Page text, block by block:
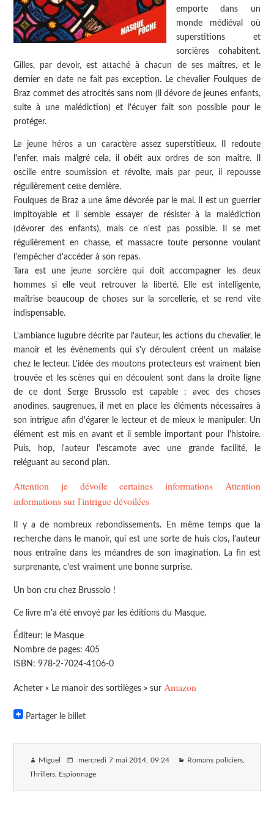
emporte dans un
monde médiéval où
superstitions et
sorcières cohabitent.
Gilles, par devoir, est attaché à chacun de ses maîtres, et le
dernier en date ne fait pas exception. Le chevalier Foulques de
Braz commet des atrocités sans nom (il dévore de jeunes enfants,
suite à une malédiction) et l'écuyer fait son possible pour le
protéger.
Le jeune héros a un caractère assez superstitieux. Il redoute
l'enfer, mais malgré cela, il obéit aux ordres de son maître. Il
oscille entre soumission et révolte, mais par peur, il repousse
régulièrement cette dernière.
Foulques de Braz a une âme dévorée par le mal. Il est un guerrier
impitoyable et il semble essayer de résister à la malédiction
(dévorer des enfants), mais ce n'est pas possible. Il se met
régulièrement en chasse, et massacre toute personne voulant
l'empêcher d'accéder à son repas.
Tara est une jeune sorcière qui doit accompagner les deux
hommes si elle veut retrouver la liberté. Elle est intelligente,
maîtrise beaucoup de choses sur la sorcellerie, et se rend vite
indispensable.
L'ambiance lugubre décrite par l'auteur, les actions du chevalier, le
manoir et les événements qui s'y déroulent créent un malaise
chez le lecteur. L'idée des moutons protecteurs est vraiment bien
trouvée et les scènes qui en découlent sont dans la droite ligne
de ce dont Serge Brussolo est capable : avec des choses
anodines, saugrenues, il met en place les éléments nécessaires à
son intrigue afin d'égarer le lecteur et de mieux le manipuler. Un
élément est mis en avant et il semble important pour l'histoire.
Puis, hop, l'auteur l'escamote avec une grande facilité, le
reléguant au second plan.
Attention je dévoile certaines informations Attention
informations sur l'intrigue dévoilées
Il y a de nombreux rebondissements. En même temps que la
recherche dans le manoir, qui est une sorte de huis clos, l'auteur
nous entraîne dans les méandres de son imagination. La fin est
surprenante, c'est vraiment une bonne surprise.
Un bon cru chez Brussolo !
Ce livre m'a été envoyé par les éditions du Masque.
Éditeur: le Masque
Nombre de pages: 405
ISBN: 978-2-7024-4106-0
Acheter « Le manoir des sortilèges » sur Amazon
Partager le billet
Miguel mercredi 7 mai 2014 , 09:24 Romans policiers,
Thrillers, Espionnage